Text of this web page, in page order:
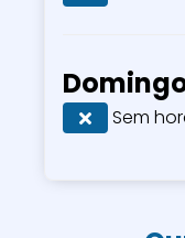
Sem